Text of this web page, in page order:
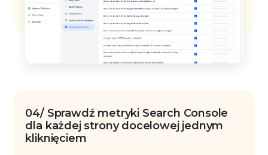
04/ Sprawdź metryki Search Console
dla każdej strony docelowej jednym
kliknięciem